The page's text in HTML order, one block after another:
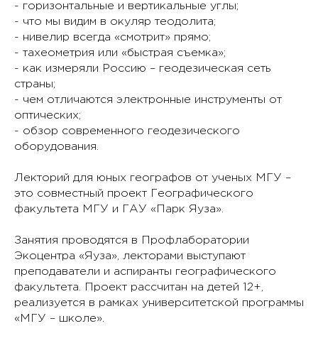
- горизонтальные и вертикальные углы;
- что мы видим в окуляр теодолита;
- нивелир всегда «смотрит» прямо;
- тахеометрия или «быстрая съемка»;
- как измеряли Россию – геодезическая сеть
страны;
- чем отличаются электронные инструменты от
оптических;
- обзор современного геодезического
оборудования.
Лекторий для юных географов от ученых МГУ –
это совместный проект Географического
факультета МГУ и ГАУ «Парк Яуза».
Занятия проводятся в Профлаборатории
Экоцентра «Яуза», лекторами выступают
преподаватели и аспиранты географического
факультета. Проект рассчитан на детей 12+,
реализуется в рамках университетской программы
«МГУ – школе».